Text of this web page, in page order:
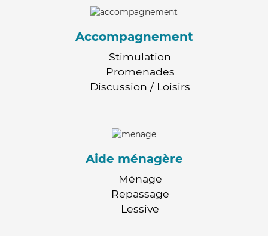
Accompagnement
Stimulation
Promenades
Discussion / Loisirs
Aide ménagère
Ménage
Repassage
Lessive